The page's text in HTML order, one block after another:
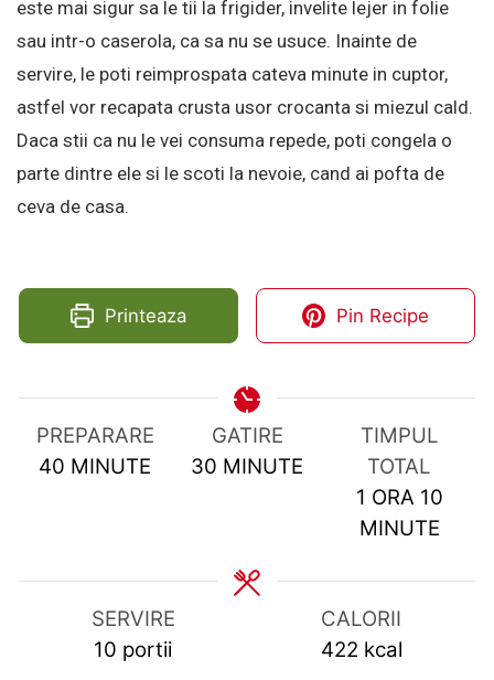
este mai sigur sa le tii la frigider, invelite lejer in folie
sau intr-o caserola, ca sa nu se usuce. Inainte de
servire, le poti reimprospata cateva minute in cuptor,
astfel vor recapata crusta usor crocanta si miezul cald.
Daca stii ca nu le vei consuma repede, poti congela o
parte dintre ele si le scoti la nevoie, cand ai pofta de
ceva de casa.
Printeaza Pin Recipe
PREPARARE
40 MINUTES
MINUTE
GATIRE
30 MINUTES
MINUTE
TIMPUL
TOTAL
1 HOUR
ORA 10
MINUTE
SERVIRE
10 portii
CALORII
422 kcal